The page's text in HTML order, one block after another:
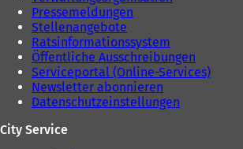
a
b
)
Pressemeldungen
Stellenangebote
Ratsinformationssystem
Öffentliche Ausschreibungen
Serviceportal (Online-Services)
Newsletter abonnieren
Datenschutzeinstellungen
City Service